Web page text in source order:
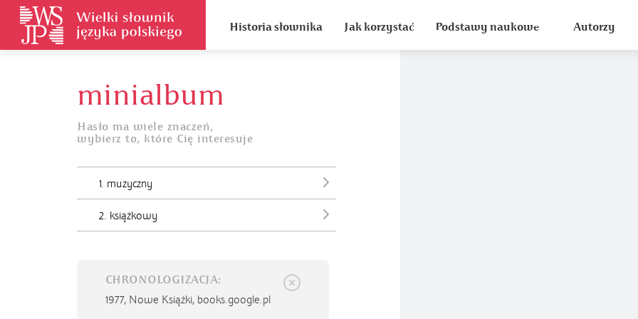
Historia słownika Jak korzystać Podstawy naukowe Autorzy
minialbum
Hasło ma wiele znaczeń,
wybierz to, które Cię interesuje
1. muzyczny
2. książkowy
CHRONOLOGIZACJA:
1977, Nowe Książki, books.google.pl